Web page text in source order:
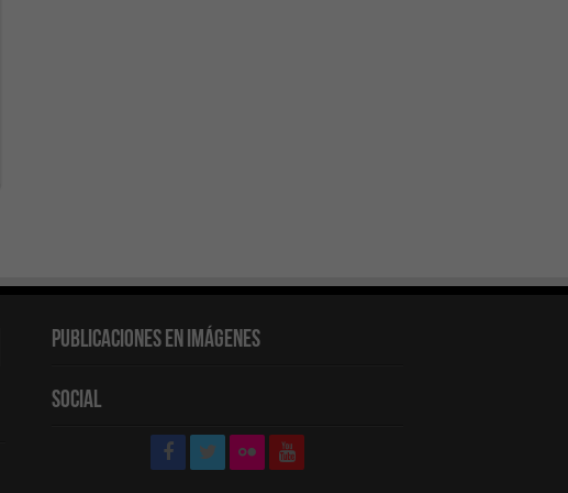
Publicaciones en Imágenes
Social